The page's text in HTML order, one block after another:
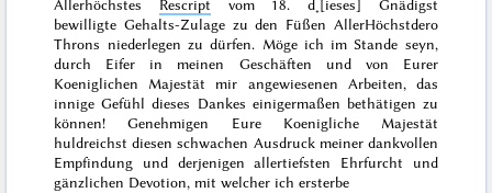
Allerhöchstes Rescript vom 18. d˖[ieses] Gnädigst
bewilligte Gehalts-Zulage zu den Füßen AllerHöchstdero
Throns niederlegen zu dürfen. Möge ich im Stande seyn,
durch Eifer in meinen Geschäften und von Eurer
Koeniglichen Majestät mir angewiesenen Arbeiten, das
innige Gefühl dieses Dankes einigermaßen bethätigen zu
können! Genehmigen Eure Koenigliche Majestät
huldreichst diesen schwachen Ausdruck meiner dankvollen
Empfindung und derjenigen allertiefsten Ehrfurcht und
gänzlichen Devotion, mit welcher ich ersterbe